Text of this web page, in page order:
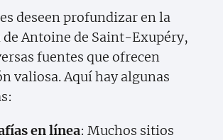
deseen profundizar en la
de Antoine de Saint-Exupéry,
fuentes que ofrecen
valiosa. Aquí hay algunas
en línea: Muchos sitios